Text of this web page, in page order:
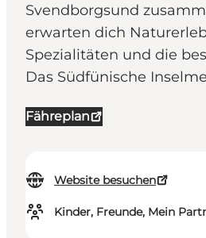
Svendborgsund
erwarten dich
Spezialitäten und die
Das Südfünische
Fähreplan
Website besuchen
Kinder, Freunde, Mein